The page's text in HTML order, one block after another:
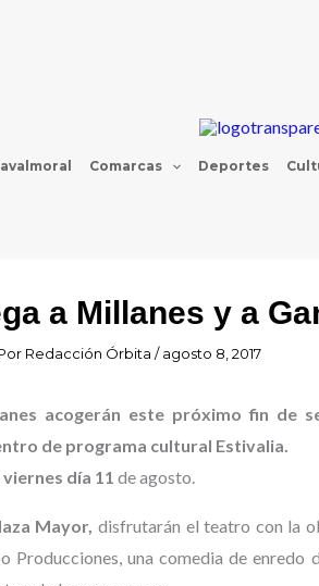
Comarcas Deportes
a Millanes y a
Redacción Órbita/agosto 8, 2017
acogerán este próximo fin de
de programa cultural Estivalia.
día 11 de agosto.
Mayor, disfrutarán el teatro con la
una comedia de enredo